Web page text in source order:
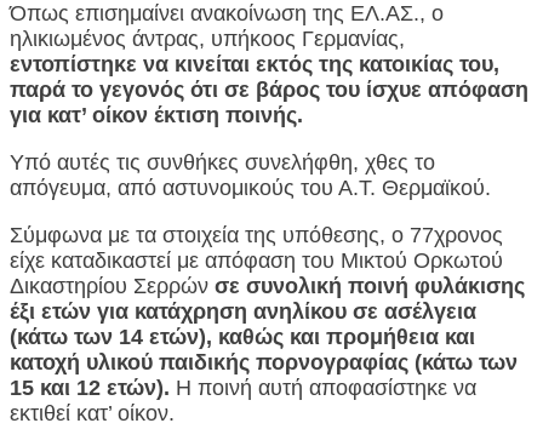
Όπως επισημαίνει ανακοίνωση της ΕΛ.ΑΣ., ο
ηλικιωμένος άντρας, υπήκοος Γερμανίας,
εντοπίστηκε να κινείται εκτός της κατοικίας του,
παρά το γεγονός ότι σε βάρος του ίσχυε απόφαση
για κατ’ οίκον έκτιση ποινής.
Υπό αυτές τις συνθήκες συνελήφθη, χθες το
απόγευμα, από αστυνομικούς του Α.Τ. Θερμαϊκού.
Σύμφωνα με τα στοιχεία της υπόθεσης, ο 77χρονος
είχε καταδικαστεί με απόφαση του Μικτού Ορκωτού
Δικαστηρίου Σερρών σε συνολική ποινή φυλάκισης
έξι ετών για κατάχρηση ανηλίκου σε ασέλγεια
(κάτω των 14 ετών), καθώς και προμήθεια και
κατοχή υλικού παιδικής πορνογραφίας (κάτω των
15 και 12 ετών). Η ποινή αυτή αποφασίστηκε να
εκτιθεί κατ’ οίκον.